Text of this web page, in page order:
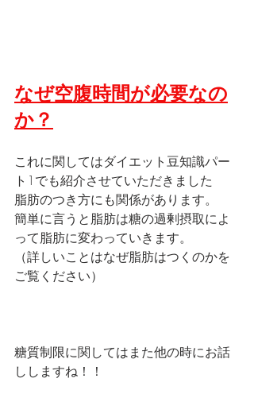
なぜ空腹時間が必要なの
か？
これに関してはダイエット豆知識パー
ト1でも紹介させていただきました
脂肪のつき方にも関係があります。
簡単に言うと脂肪は糖の過剰摂取によ
って脂肪に変わっていきます。
（詳しいことはなぜ脂肪はつくのかを
ご覧ください）
糖質制限に関してはまた他の時にお話
ししますね！！